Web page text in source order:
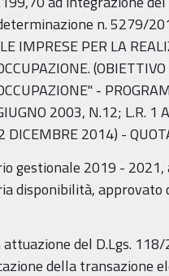
n. 5279/
IMPRESE PER LA
-
2003, N.12; L.R. 1
2014) -
gestionale 2019 - 2021,
disponibilità, approvato
del D.Lgs.
della transazione